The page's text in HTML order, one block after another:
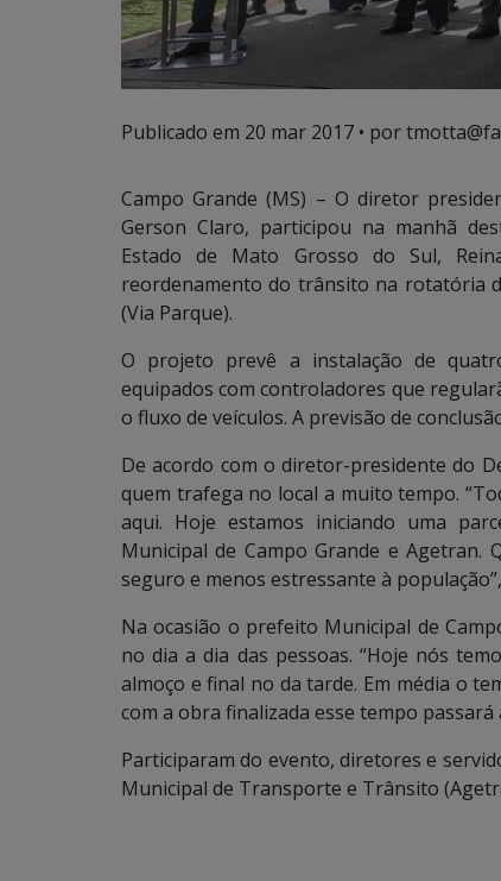
Publicado em 20 mar 2017 • por
Campo Grande (MS) – O diretor
Gerson Claro, participou na manhã
Estado de Mato Grosso do Sul,
reordenamento do trânsito na rotatória
(Via Parque).
O projeto prevê a instalação de
equipados com controladores que
o fluxo de veículos. A previsão de
De acordo com o diretor-presidente do
quem trafega no local a muito tempo.
aqui. Hoje estamos iniciando uma
Municipal de Campo Grande e
seguro e menos estressante à
Na ocasião o prefeito Municipal de
no dia a dia das pessoas. “Hoje nós
almoço e final no da tarde. Em média o
com a obra finalizada esse tempo
Participaram do evento, diretores e
Municipal de Transporte e Trânsito